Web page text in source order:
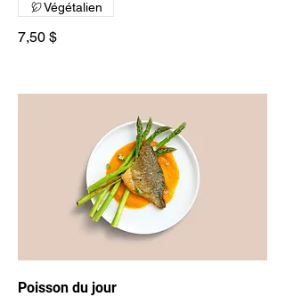
7,50 $
Végétalien
Poisson du jour